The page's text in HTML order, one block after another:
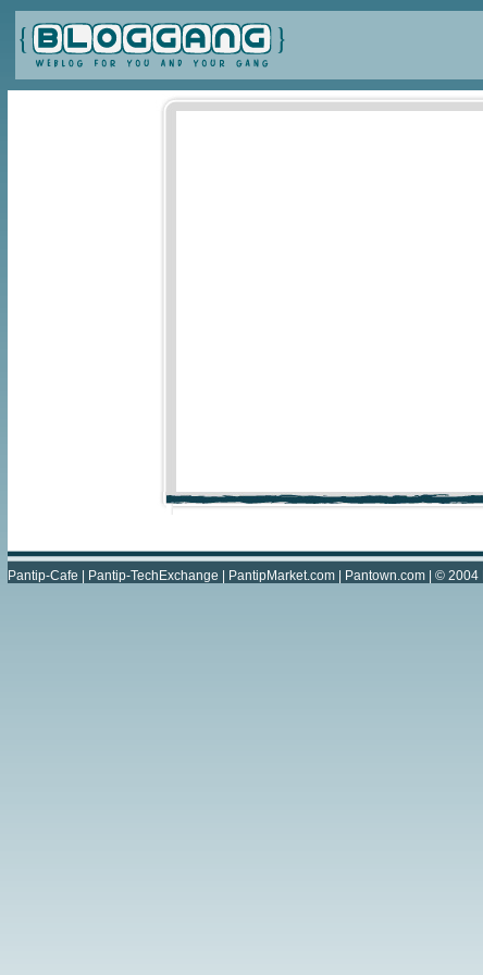
Pantip-Cafe Pantip-TechExchange PantipMarket.com Pantown.com | © 2004